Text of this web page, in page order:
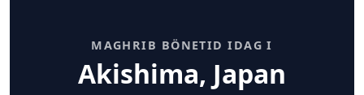
MAGHRIB BÖNETID IDAG I
Akishima, Japan